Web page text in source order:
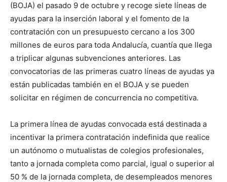
(BOJA) el pasado 9 de octubre y recoge siete líneas de
ayudas para la inserción laboral y el fomento de la
contratación con un presupuesto cercano a los 300
millones de euros para toda Andalucía, cuantía que llega
a triplicar algunas subvenciones anteriores. Las
convocatorias de las primeras cuatro líneas de ayudas ya
están publicadas también en el BOJA y se pueden
solicitar en régimen de concurrencia no competitiva.
La primera línea de ayudas convocada está destinada a
incentivar la primera contratación indefinida que realice
un autónomo o mutualistas de colegios profesionales,
tanto a jornada completa como parcial, igual o superior al
50 % de la jornada completa, de desempleados menores